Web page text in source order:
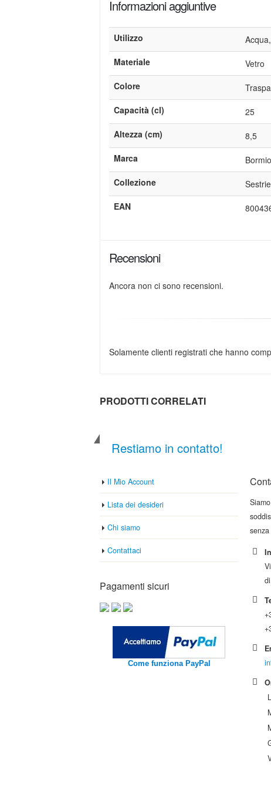
Informazioni aggiuntive
Utilizzo
Materiale
Vetro
Colore
Capacità (cl)
25
Altezza (cm)
8,5
Marca
Collezione
EAN
Recensioni
Ancora non ci sono recensioni.
Solamente clienti registrati che hanno
PRODOTTI CORRELATI
Restiamo in contatto!
Il Mio Account
Lista dei desideri
Chi siamo
Contattaci
Pagamenti sicuri
Come funziona PayPal